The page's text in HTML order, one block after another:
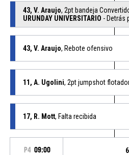
43, V. Araujo, 2pt bandeja
URUNDAY UNIVERSITARIO - Detrás
43, V. Araujo, Rebote ofensivo
11, A. Ugolini, 2pt jumpshot
17, R. Mott, Falta recibida
P4 09:00